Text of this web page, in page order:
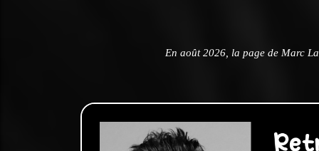
En août 2026, la page de Marc